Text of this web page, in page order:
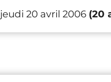
jeudi 20 avril 2006 (20